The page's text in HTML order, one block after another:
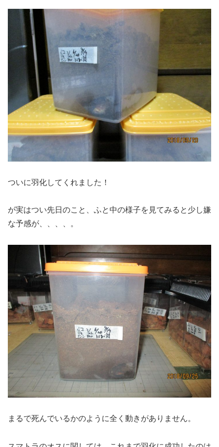
ついに羽化してくれました！
が実はつい先日のこと、ふと中の様子を見てみると少し嫌
な予感が、、、、。
まるで死んでいるかのように全く動きがありません。